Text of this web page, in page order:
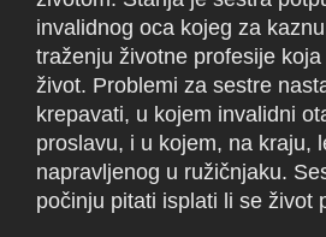
invalidnog oca kojeg za
traženju životne profesije
život. Problemi za sestre
krepavati, u kojem invalidni
proslavu, i u kojem, na kraju,
napravljenog u ružičnjaku.
počinju pitati isplati li se život